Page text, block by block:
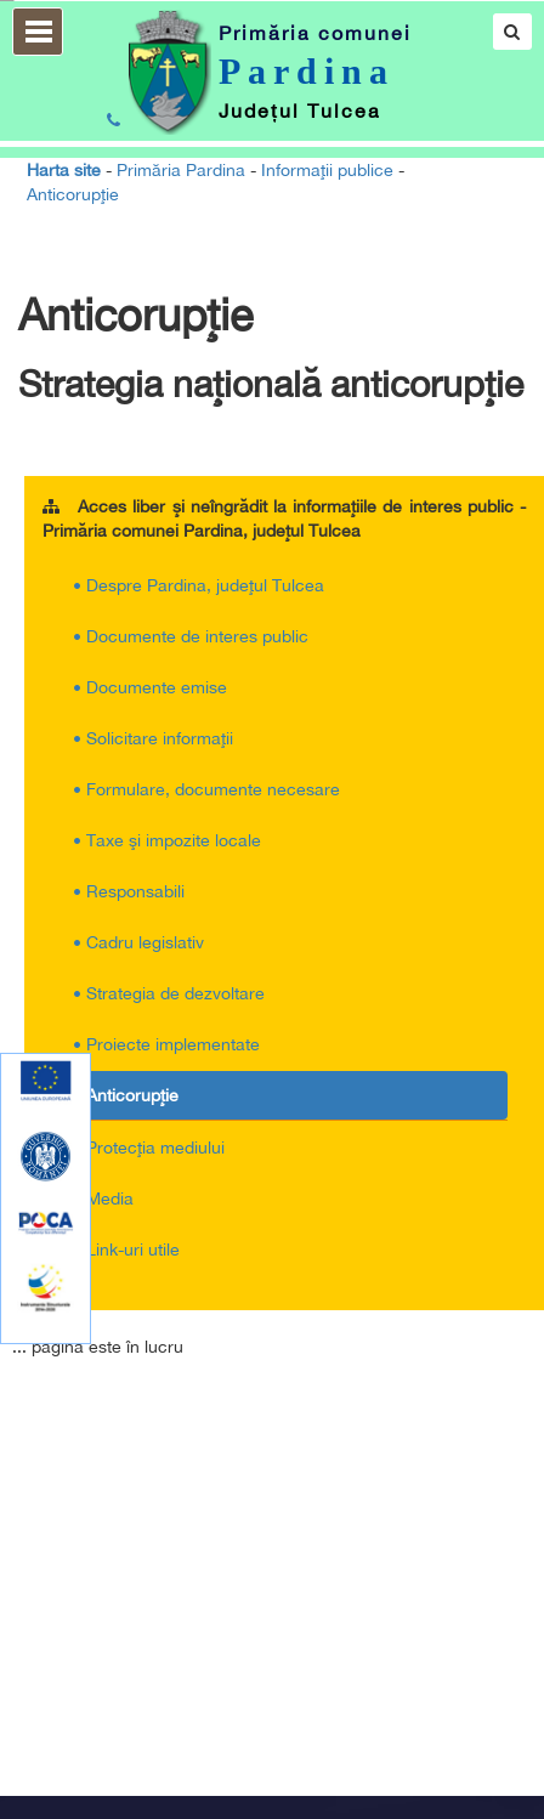
Primăria comunei
Pardina
Județul Tulcea
037-138-6607 facebook
Harta site - Primăria Pardina - Informaţii publice -
Anticorupţie
Anticorupţie
Strategia naţională anticorupţie
Acces liber şi neîngrădit la informaţiile de interes public -
Primăria comunei Pardina, judeţul Tulcea
• Despre Pardina, judeţul Tulcea
• Documente de interes public
• Documente emise
• Solicitare informaţii
• Formulare, documente necesare
• Taxe şi impozite locale
• Responsabili
• Cadru legislativ
• Strategia de dezvoltare
• Proiecte implementate
• Anticorupţie
• Protecţia mediului
• Media
• Link-uri utile
... pagina este în lucru